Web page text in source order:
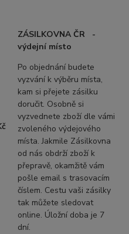
ZÁSILKOVNA ČR -
výdejní místo
Po objednání budete
vyzvání k výběru místa,
kam si přejete zásilku
doručit. Osobně si
vyzvednete zboží dle vámi
zvoleného výdejového
místa. Jakmile Zásilkovna
od nás obdrží zboží k
přepravě, okamžitě vám
pošle email s trasovacím
číslem. Cestu vaši zásilky
tak můžete sledovat
online. Úložní doba je 7
dní.